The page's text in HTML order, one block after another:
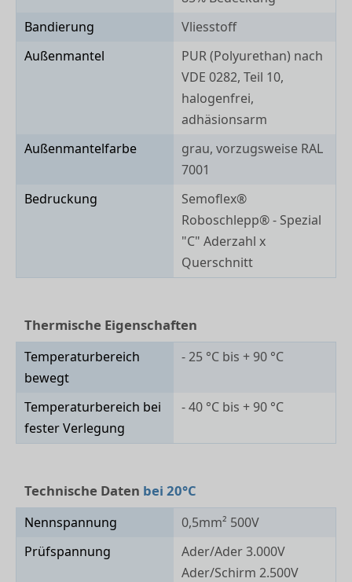
Bandierung
Vliesstoff
Außenmantel
PUR (Polyurethan) nach
VDE 0282, Teil 10,
halogenfrei,
adhäsionsarm
Außenmantelfarbe
grau, vorzugsweise RAL
7001
Bedruckung
Semoflex®
Roboschlepp® - Spezial
"C" Aderzahl x
Querschnitt
Thermische Eigenschaften
Temperaturbereich
bewegt
- 25 °C bis + 90 °C
Temperaturbereich bei
fester Verlegung
- 40 °C bis + 90 °C
Technische Daten bei 20°C
Nennspannung
0,5mm² 500V
Prüfspannung
Ader/Ader 3.000V
Ader/Schirm 2.500V